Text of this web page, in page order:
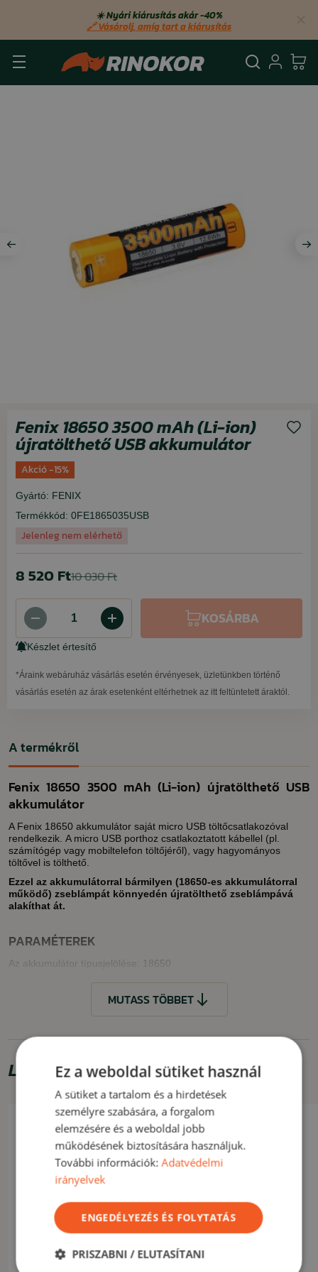
☀️ Nyári kiárusítás akár −40%
🔗 Vásárolj, amíg tart a kiárusítás
Keresés
Fenix 18650 3500 mAh (Li-ion)
újratölthető USB akkumulátor
Akció -15%
Gyártó: FENIX
Termékkód: 0FE1865035USB
Jelenleg nem elérhető
8 520 Ft10 030 Ft
KOSÁRBA
Készlet értesítő
*Áraink webáruház vásárlás esetén érvényesek, üzletünkben történő
vásárlás esetén az árak esetenként eltérhetnek az itt feltüntetett áraktól.
A termékről
Fenix 18650 3500 mAh (Li-ion) újratölthető USB
akkumulátor
A Fenix 18650 akkumulátor saját micro USB töltőcsatlakozóval
rendelkezik. A micro USB porthoz csatlakoztatott kábellel (pl.
számítógép vagy mobiltelefon töltőjéről), vagy hagyományos
töltővel is tölthető.
Ezzel az akkumulátorral bármilyen (18650-es akkumulátorral
működő) zseblámpát könnyedén újratölthető zseblámpává
alakíthat át.
PARAMÉTEREK
Az akkumulátor típusjelölése: 18650
Névleges feszültség : 3,6V
Súly : 50 gramm
Élettartama több mint 500 töltési ciklus.
MUTASS KEVESEBBET
MUTASS TÖBBET
Limitált ajánlat
Ez a weboldal sütiket használ
A sütiket a tartalom és a hirdetések
személyre szabására, a forgalom
elemzésére és a weboldal jobb
működésének biztosítására használjuk.
További információk:Adatvédelmi
irányelvek
ENGEDÉLYEZÉS ÉS FOLYTATÁS
PRISZABNI / ELUTASÍTANI